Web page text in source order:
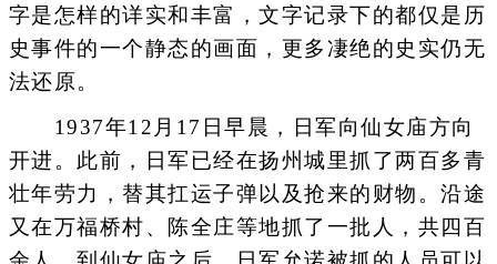
字是怎样的详实和丰富，文字记录下的都仅是历
史事件的一个静态的画面，更多凄绝的史实仍无
法还原。
1937年12月17日早晨，日军向仙女庙方向
开进。此前，日军已经在扬州城里抓了两百多青
壮年劳力，替其扛运子弹以及抢来的财物。沿途
又在万福桥村、陈全庄等地抓了一批人，共四百